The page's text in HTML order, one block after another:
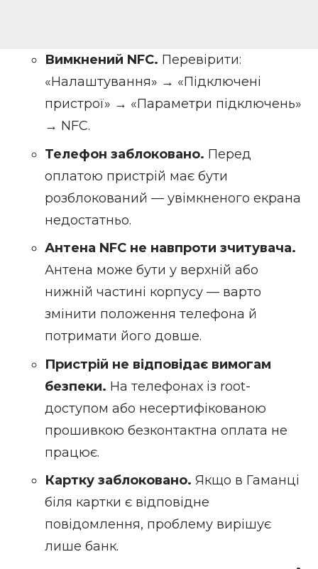
Вимкнений NFC. Перевірити:
«Налаштування» → «Підключені
пристрої» → «Параметри підключень»
→ NFC.
Телефон заблоковано. Перед
оплатою пристрій має бути
розблокований — увімкненого екрана
недостатньо.
Антена NFC не навпроти зчитувача.
Антена може бути у верхній або
нижній частині корпусу — варто
змінити положення телефона й
потримати його довше.
Пристрій не відповідає вимогам
безпеки. На телефонах із root-
доступом або несертифікованою
прошивкою безконтактна оплата не
працює.
Картку заблоковано. Якщо в Гаманці
біля картки є відповідне
повідомлення, проблему вирішує
лише банк.